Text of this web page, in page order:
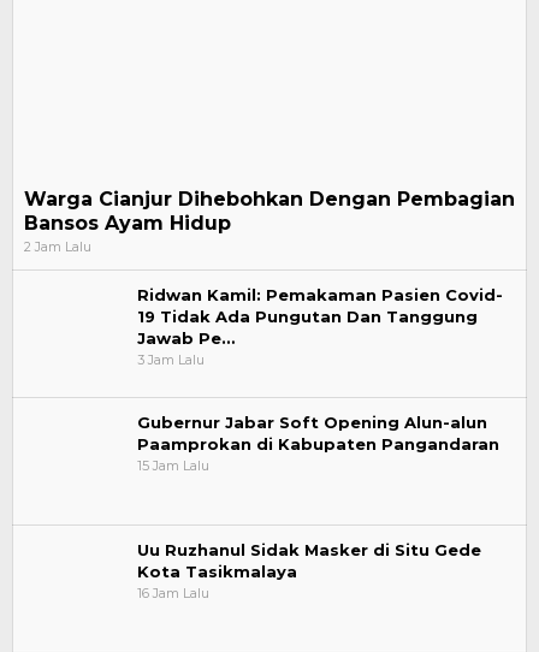
Warga Cianjur Dihebohkan Dengan Pembagian
Bansos Ayam Hidup
2 Jam Lalu
Ridwan Kamil: Pemakaman Pasien Covid-
19 Tidak Ada Pungutan Dan Tanggung
Jawab Pe…
3 Jam Lalu
Gubernur Jabar Soft Opening Alun-alun
Paamprokan di Kabupaten Pangandaran
15 Jam Lalu
Uu Ruzhanul Sidak Masker di Situ Gede
Kota Tasikmalaya
16 Jam Lalu